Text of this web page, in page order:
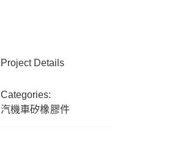
Project Details
Categories:
汽機車矽橡膠件